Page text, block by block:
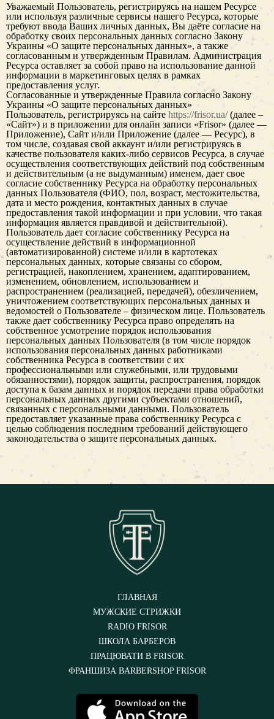
Уважаемый Пользователь, регистрируясь на нашем Ресурсе
или используя различные сервисы нашего Ресурса, которые
требуют ввода Ваших личных данных, Вы даёте согласие на
обработку своих персональных данных согласно Закону
Украины «О защите персональных данных», а также
согласованным и утвержденным Правилам. Администрация
Ресурса оставляет за собой право на использование данной
информации в маркетинговых целях в рамках
предоставления услуг.
Согласованные и утвержденные Правила согласно Закону
Украины «О защите персональных данных»
Пользователь, регистрируясь на сайте https://frisor.ua/(далее –
«Сайт») и в приложении для онлайн записи «Frisor» (далее —
Приложение), Сайт и/или Приложение (далее — Ресурс), в
том числе, создавая свой аккаунт и/или регистрируясь в
качестве пользователя каких-либо сервисов Ресурса, в случае
осуществления соответствующих действий под собственным
и действительным (а не выдуманным) именем, дает свое
согласие собственнику Ресурса на обработку персональных
данных Пользователя (ФИО, пол, возраст, местожительства,
дата и место рождения, контактных данных в случае
предоставления такой информации и при условии, что такая
информация является правдивой и действительной).
Пользователь дает согласие собственнику Ресурса на
осуществление действий в информационной
(автоматизированной) системе и/или в картотеках
персональных данных, которые связаны со сбором,
регистрацией, накоплением, хранением, адаптированием,
изменением, обновлением, использованием и
распространением (реализацией, передачей), обезличением,
уничтожением соответствующих персональных данных и
ведомостей о Пользователе – физическом лице. Пользователь
также дает собственнику Ресурса право определять на
собственное усмотрение порядок использования
персональных данных Пользователя (в том числе порядок
использования персональных данных работниками
собственника Ресурса в соответствии с их
профессиональными или служебными, или трудовыми
обязанностями), порядок защиты, распространения, порядок
доступа к базам данных и порядок передачи права обработки
персональных данных другими субъектами отношений,
связанных с персональными данными. Пользователь
предоставляет указанные права собственнику Ресурса с
целью соблюдения последним требований действующего
законодательства о защите персональных данных.
ГЛАВНАЯ
МУЖСКИЕ СТРИЖКИ
RADIO FRISOR
ШКОЛА БАРБЕРОВ
ПРАЦЮВАТИ В FRISOR
ФРАНШИЗА BARBERSHOP FRISOR